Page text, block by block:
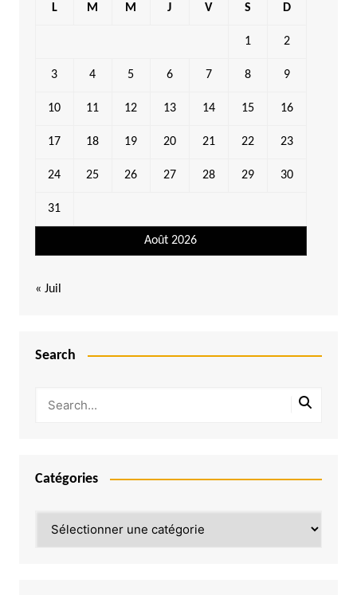
Août 2026
L M M J V S D
1 2
3 4 5 6 7 8 9
10 11 12 13 14 15 16
17 18 19 20 21 22 23
24 25 26 27 28 29 30
31
« Juil
Search
Catégories